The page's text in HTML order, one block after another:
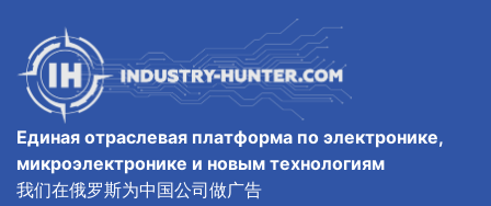
Единая отраслевая платформа по электронике,
микроэлектронике и новым технологиям
我们在俄罗斯为中国公司做广告